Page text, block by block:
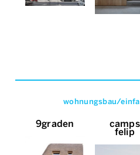
wohnungsbau/
9graden camps
felip